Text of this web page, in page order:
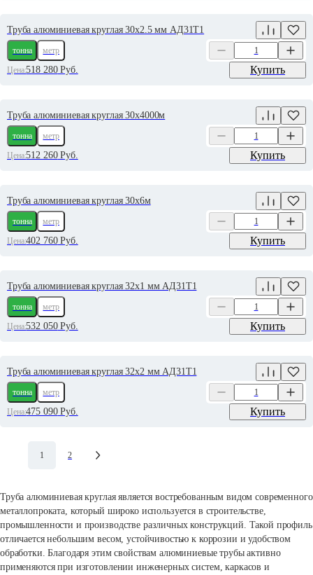
Труба алюминиевая круглая 30х2.5 мм АД31Т1
тонна
метр
Цена:518 280Руб. Купить
Труба алюминиевая круглая 30х4000м
тонна
метр
Цена:512 260Руб. Купить
Труба алюминиевая круглая 30х6м
тонна
метр
Цена:402 760Руб. Купить
Труба алюминиевая круглая 32х1 мм АД31Т1
тонна
метр
Цена:532 050Руб. Купить
Труба алюминиевая круглая 32х2 мм АД31Т1
тонна
метр
Цена:475 090Руб. Купить
1 2
Труба алюминиевая круглая является востребованным видом современного
металлопроката, который широко используется в строительстве,
промышленности и производстве различных конструкций. Такой профиль
отличается небольшим весом, устойчивостью к коррозии и удобством
обработки. Благодаря этим свойствам алюминиевые трубы активно
применяются при изготовлении инженерных систем, каркасов и